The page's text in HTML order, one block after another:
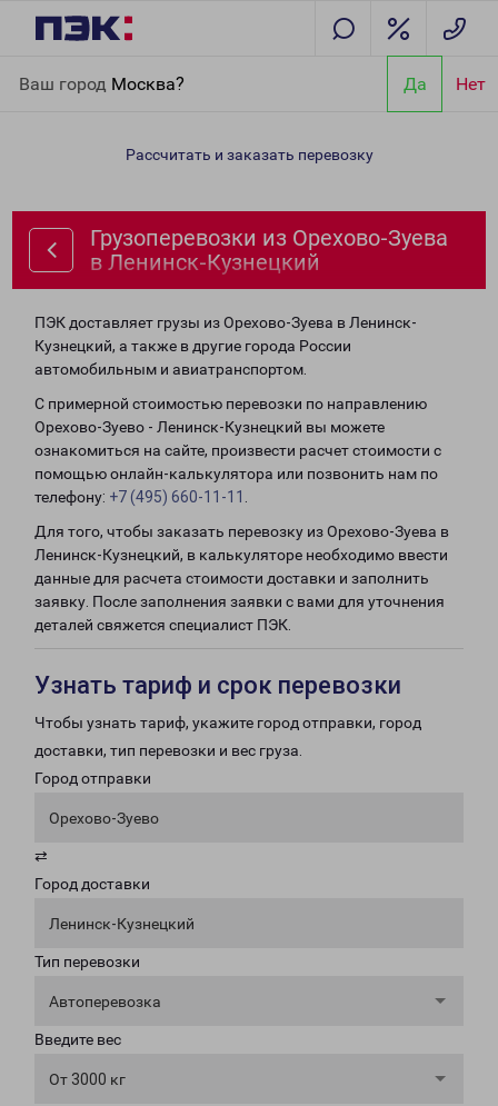
Ваш город Москва? Да Нет
Ленинск-Кузнецкий
Рассчитать и заказать перевозку
Грузоперевозки из Орехово-Зуева
в Ленинск-Кузнецкий
ПЭК доставляет грузы из Орехово-Зуева в Ленинск-
Кузнецкий, а также в другие города России
автомобильным и авиатранспортом.
С примерной стоимостью перевозки по направлению
Орехово-Зуево - Ленинск-Кузнецкий вы можете
ознакомиться на сайте, произвести расчет стоимости с
помощью онлайн-калькулятора или позвонить нам по
телефону: +7 (495) 660-11-11
Для того, чтобы заказать перевозку из Орехово-Зуева в
Ленинск-Кузнецкий, в калькуляторе необходимо ввести
данные для расчета стоимости доставки и заполнить
заявку. После заполнения заявки с вами для уточнения
деталей свяжется специалист ПЭК.
Узнать тариф и срок перевозки
Чтобы узнать тариф, укажите город отправки, город
доставки, тип перевозки и вес груза.
Город отправки
Орехово-Зуево
⇄
Город доставки
Ленинск-Кузнецкий
Тип перевозки
Автоперевозка
Введите вес
От 3000 кг